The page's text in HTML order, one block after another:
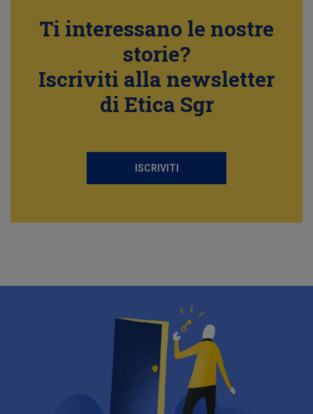
Ti interessano le nostre
storie?
Iscriviti alla newsletter
di Etica Sgr
ISCRIVITI